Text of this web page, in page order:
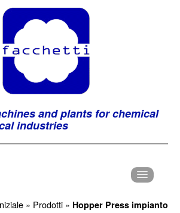
and plants for chemical
industries
Home
» Prodotti » Hopper Press impianto